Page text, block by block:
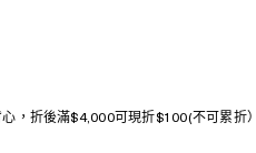
，折後滿$4,000可現折$100(不可累折）